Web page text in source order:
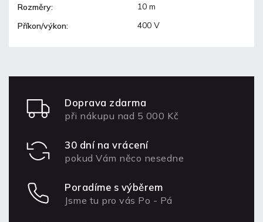
Rozměry:
10 m
Příkon/výkon: 400 V
Doprava zdarma
při nákupu nad 5 000 Kč
30 dní na vrácení
pokud Vám něco nesedne
Poradíme s výběrem
Jsme tu pro vás Po - Pá